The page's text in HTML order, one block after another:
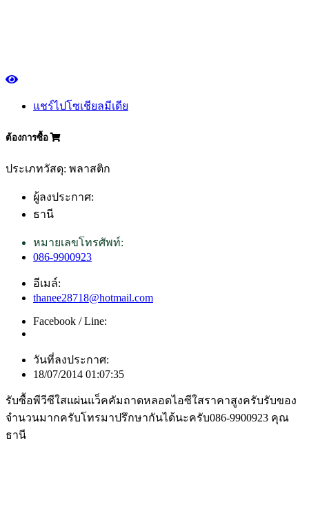
แชร์ไปโซเชียลมีเดีย
ต้องการซื้อ
ประเภทวัสดุ: พลาสติก
ผู้ลงประกาศ:
ธานี
หมายเลขโทรศัพท์:
086-9900923
อีเมล์:
thanee28718@hotmail.com
Facebook / Line:
วันที่ลงประกาศ:
18/07/2014 01:07:35
รับซื้อพีวีซีใสแผ่นแว็คคัมถาดหลอดไอซีใสราคาสูงครับรับของ
จำนวนมากครับโทรมาปรึกษากันได้นะครับ086-9900923 คุณ
ธานี